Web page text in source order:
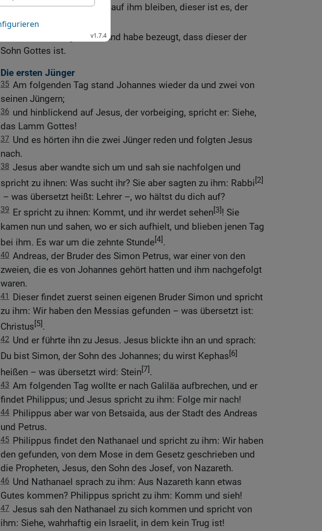
den Geist herabfahren und auf ihm bleiben, dieser ist es, der
mit [1]Heiligem Geist tauft.
Und ich habe gesehen und habe bezeugt, dass dieser der
Sohn Gottes ist.
Die ersten Jünger
35 Am folgenden Tag stand Johannes wieder da und zwei von
seinen Jüngern;
36 und hinblickend auf Jesus, der vorbeiging, spricht er: Siehe,
das Lamm Gottes!
37 Und es hörten ihn die zwei Jünger reden und folgten Jesus
nach.
38 Jesus aber wandte sich um und sah sie nachfolgen und
spricht zu ihnen: Was sucht ihr? Sie aber sagten zu ihm: Rabbi [2]
– was übersetzt heißt: Lehrer –, wo hältst du dich auf?
39 Er spricht zu ihnen: Kommt, und ihr werdet sehen[3]! Sie
kamen nun und sahen, wo er sich aufhielt, und blieben jenen Tag
bei ihm. Es war um die zehnte Stunde[4].
40 Andreas, der Bruder des Simon Petrus, war einer von den
zweien, die es von Johannes gehört hatten und ihm nachgefolgt
waren.
41 Dieser findet zuerst seinen eigenen Bruder Simon und spricht
zu ihm: Wir haben den Messias gefunden – was übersetzt ist:
Christus[5].
42 Und er führte ihn zu Jesus. Jesus blickte ihn an und sprach:
Du bist Simon, der Sohn des Johannes; du wirst Kephas[6]
heißen – was übersetzt wird: Stein[7].
43 Am folgenden Tag wollte er nach Galiläa aufbrechen, und er
findet Philippus; und Jesus spricht zu ihm: Folge mir nach!
44 Philippus aber war von Betsaida, aus der Stadt des Andreas
und Petrus.
45 Philippus findet den Nathanael und spricht zu ihm: Wir haben
den gefunden, von dem Mose in dem Gesetz geschrieben und
die Propheten, Jesus, den Sohn des Josef, von Nazareth.
46 Und Nathanael sprach zu ihm: Aus Nazareth kann etwas
Gutes kommen? Philippus spricht zu ihm: Komm und sieh!
47 Jesus sah den Nathanael zu sich kommen und spricht von
ihm: Siehe, wahrhaftig ein Israelit, in dem kein Trug ist!